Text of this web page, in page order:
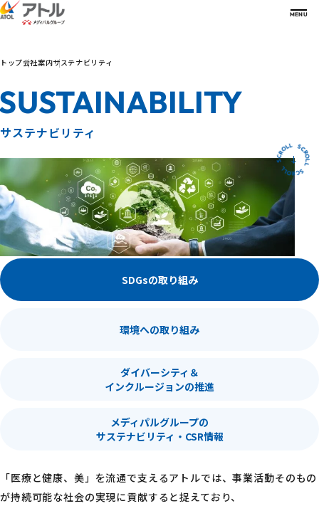
MENU
会社案内一覧
ご挨拶
経営理念・方針
会社概要
主要取引メーカー
事業所一覧
認可証情報
事業・組織紹介
サステナビリティ
STRENGTH アトルの強み
強み一覧
超低温・温度帯別物流プラットフォーム
事業継続計画
高度な専門知識を有する人材
パートナーとの協創
新たな取り組み
サービス一覧
病院関係者の方
診療所関係者の方
薬局関係者の方
医師・薬剤師・医療関係者の方
- 開業支援
製薬企業関係者の方
医療機器・臨床検査試薬メーカー関係者の方
NUMBERS 数字で見るアトル
FAIR 総合医療フェア
NEWS お知らせ
採用サイト
お問い合わせ
個人情報に関するお問い合わせ
サイトポリシー
トップ会社案内サステナビリティ
サステナビリティ
S
C
R
O
L
L
S
C
R
O
L
L
SCR OLL
SDGsの取り組み
環境への取り組み
ダイバーシティ＆
インクルージョンの推進
メディパルグループの
サステナビリティ・CSR情報
「医療と健康、美」を流通で支えるアトルでは、事業活動そのもの
が持続可能な社会の実現に貢献すると捉えており、